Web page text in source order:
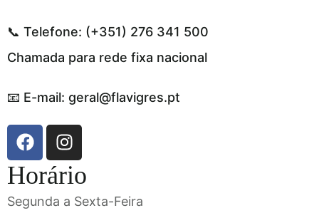
📞 Telefone: (+351) 276 341 500
Chamada para rede fixa nacional
📧 E-mail: geral@flavigres.pt
Horário
Segunda a Sexta-Feira